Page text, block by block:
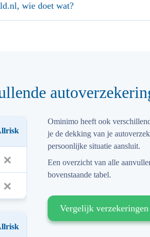
wie doet wat?
Ominimo heeft ook
je de dekking van je
persoonlijke situatie aansluit.
Een overzicht van alle
bovenstaande tabel.
Vergelijk verzekeringen